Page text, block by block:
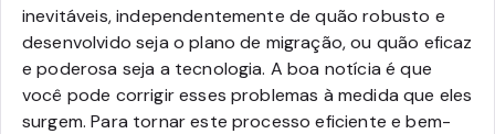
inevitáveis, independentemente de quão robusto e
desenvolvido seja o plano de migração, ou quão eficaz
e poderosa seja a tecnologia. A boa notícia é que
você pode corrigir esses problemas à medida que eles
surgem. Para tornar este processo eficiente e bem-